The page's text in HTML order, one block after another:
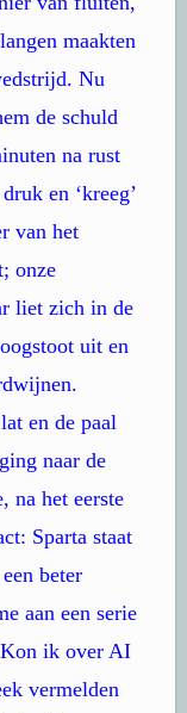
maakten
Nu
de schuld
na rust
en ‘kreeg’
van het
onze
liet zich in de
uit en
en de paal
naar de
na het eerste
Sparta staat
beter
aan een serie
Kon ik over AI
vermelden